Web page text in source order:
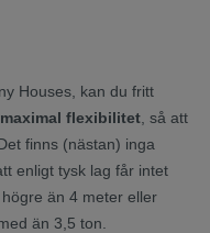
Houses, kan du fritt
maximal flexibilitet , så att
finns (nästan) inga
enligt tysk lag får intet
än 4 meter eller
än 3,5 ton.